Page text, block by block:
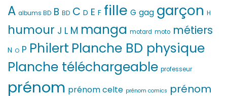
A albums BD B BD C D E F fille G gag garçon H
humour J L M manga motard moto métiers
N O P Philert Planche BD physique
Planche téléchargeable professeur
prénom prénom celte prénom comics prénom